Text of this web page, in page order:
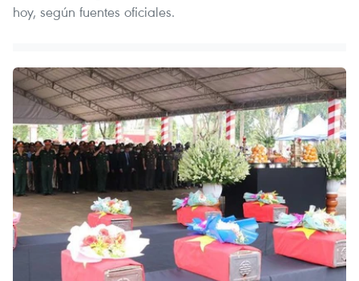
hoy, según fuentes oficiales.